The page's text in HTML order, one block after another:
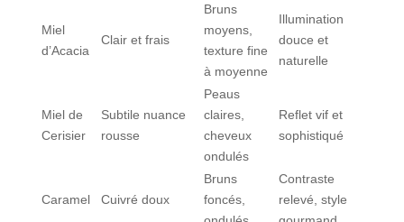
Miel
d’Acacia
Clair et frais
Bruns
moyens,
texture fine
à moyenne
Illumination
douce et
naturelle
Miel de
Cerisier
Subtile nuance
rousse
Peaus
claires,
cheveux
ondulés
Reflet vif et
sophistiqué
Caramel Cuivré doux
Bruns
foncés,
Contraste
relevé, style